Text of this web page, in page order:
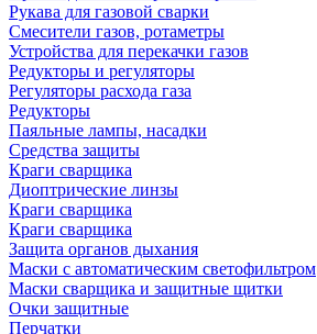
Рукава для газовой сварки
Смесители газов, ротаметры
Устройства для перекачки газов
Редукторы и регуляторы
Регуляторы расхода газа
Редукторы
Паяльные лампы, насадки
Средства защиты
Краги сварщика
Диоптрические линзы
Краги сварщика
Краги сварщика
Защита органов дыхания
Маски с автоматическим светофильтром
Маски сварщика и защитные щитки
Очки защитные
Перчатки